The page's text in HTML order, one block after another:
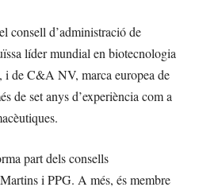
consell d’administració de
líder mundial en biotecnologia
i de C&A NV, marca europea de
de set anys d’experiència com a
part dels consells
i PPG. A més, és membre